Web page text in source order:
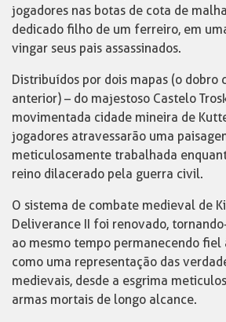
jogadores nas botas de cota de
dedicado filho de um ferreiro, em
vingar seus pais assassinados.
Distribuídos por dois mapas (o dobro
anterior) – do majestoso Castelo
movimentada cidade mineira de
jogadores atravessarão uma
meticulosamente trabalhada
reino dilacerado pela guerra civil.
O sistema de combate medieval de
Deliverance II foi renovado,
ao mesmo tempo permanecendo fiel
como uma representação das
medievais, desde a esgrima
armas mortais de longo alcance.